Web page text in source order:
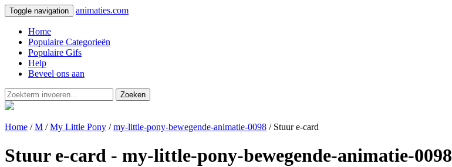
Toggle navigation animaties.com
Home
Populaire Categorieën
Populaire Gifs
Help
Beveel ons aan
Zoeken
Home /M /My Little Pony /my-little-pony-bewegende-animatie-0098 / Stuur e-card
Stuur e-card - my-little-pony-bewegende-animatie-0098